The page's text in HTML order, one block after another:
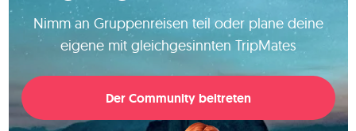
Nimm an Gruppenreisen teil oder plane deine
eigene mit gleichgesinnten TripMates
Der Community beitreten